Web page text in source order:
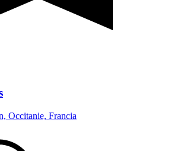
Occitanie, Francia